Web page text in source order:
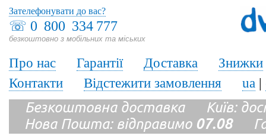
☏ 0 800 334 777
безкоштовно з мобільних та міських
Зателефонувати до вас?
Про нас Гарантії Доставка
Знижки
Контакти
Відстежити замовлення ua |
Безкоштовна доставка Київ:
Нова Пошта: відправимо 07.08